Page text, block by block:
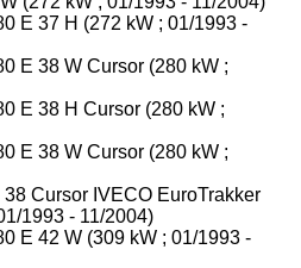
E 37 H (272 kW ; 01/1993 -
E 38 W Cursor (280 kW ;
E 38 H Cursor (280 kW ;
E 38 W Cursor (280 kW ;
Cursor IVECO EuroTrakker
1993 - 11/2004)
E 42 W (309 kW ; 01/1993 -